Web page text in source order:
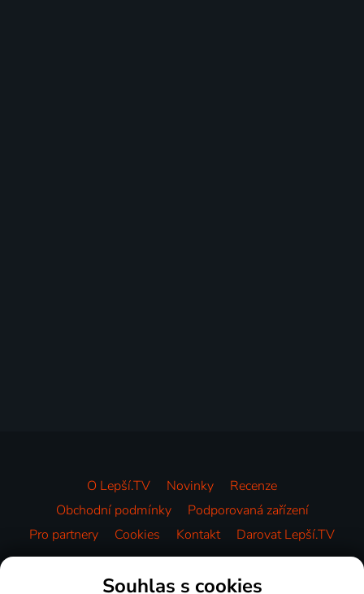
O Lepší.TV Novinky
Recenze
Obchodní podmínky
Podporovaná zařízení
Pro partnery
Cookies Kontakt Darovat Lepší.TV
Videotéka
Souhlas s cookies